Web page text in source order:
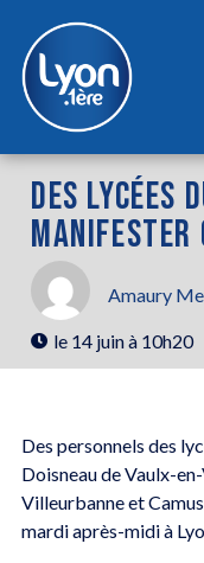
DES LYCÉES
MANIFESTER
Amaury
le 14 juin à 10h20
Des personnels des
Doisneau de Vaulx-
Villeurbanne et
mardi après-midi à